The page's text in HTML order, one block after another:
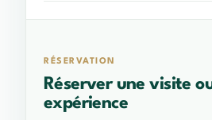
RÉSERVATION
Réserver une visite
expérience